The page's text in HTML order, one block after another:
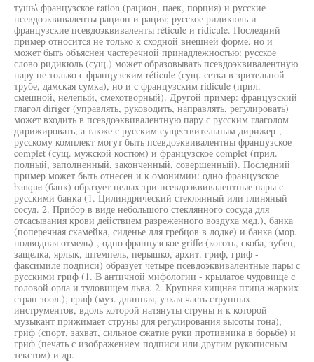
тушь\ французское ration (рацион, паек, порция) и русские
псевдоэквиваленты рацион и рация; русское ридикюль и
французские псевдоэквиваленты réticule и ridicule. Последний
пример относится не только к сходной внешней форме, но и
может быть объяснен частеречной принадлежностью: русское
слово ридикюль (сущ.) может образовывать псевдоэквивалентную
пару не только с французским réticule (сущ. сетка в зрительной
трубе, дамская сумка), но и с французским ridicule (прил.
смешной, нелепый, смехотворный). Другой пример: французский
глагол diriger (управлять, руководить, направлять, регулировать)
может входить в псевдоэквивалентную пару с русским глаголом
дирижировать, а также с русским существительным дирижер-,
русскому комплект могут быть псевдоэквивалентны французское
complet (сущ. мужской костюм) и французское complet (прил.
полный, заполненный, законченный, совершенный). Последний
пример может быть отнесен и к омонимии: одно французское
banque (банк) образует целых три псевдоэквивалентные пары с
русскими банка (1. Цилиндрический стеклянный или глиняный
сосуд. 2. Прибор в виде небольшого стеклянного сосуда для
отсасывания крови действием разреженного воздуха мед.), банка
(поперечная скамейка, сиденье для гребцов в лодке) и банка (мор.
подводная отмель)-, одно французское griffe (коготь, скоба, зубец,
защелка, ярлык, штемпель, перышко, архит. гриф, гриф -
факсимиле подписи) образует четыре псевдоэквивалентные пары с
русскими гриф (1. В античной мифологии - крылатое чудовище с
головой орла и туловищем льва. 2. Крупная хищная птица жарких
стран зоол.), гриф (муз. длинная, узкая часть струнных
инструментов, вдоль которой натянуты струны и к которой
музыкант прижимает струны для регулирования высоты тона),
гриф (спорт, захват, сильное сжатие руки противника в борьбе) и
гриф (печать с изображением подписи или другим рукописным
текстом) и др.